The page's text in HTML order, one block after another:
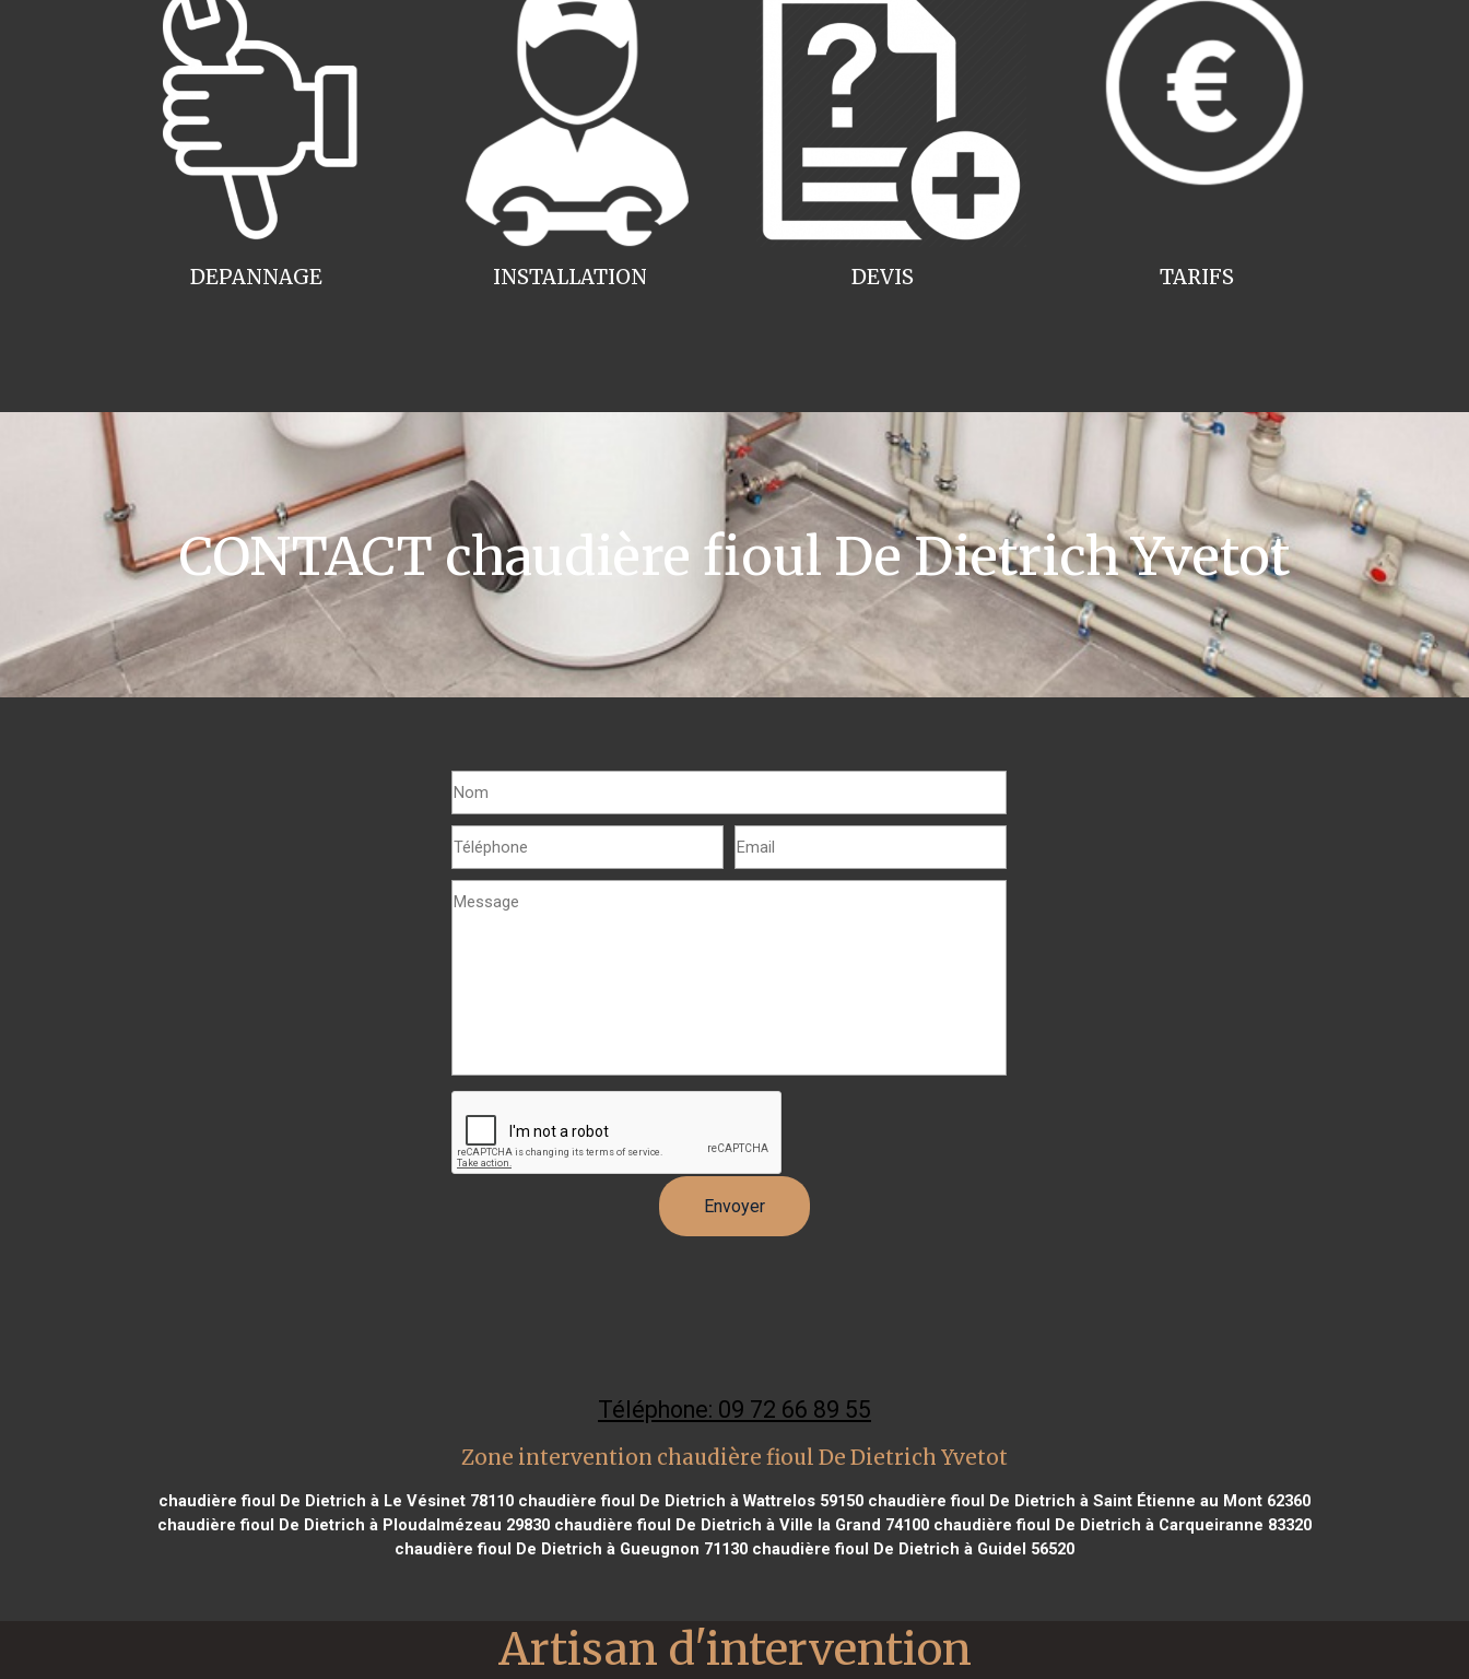
INSTALLATION
DEPANNAGE TARIFS
DEVIS
CONTACT chaudière fioul De Dietrich Yvetot
Téléphone: 09 72 66 89 55
Zone intervention chaudière fioul De Dietrich Yvetot
chaudière fioul De Dietrich à Le Vésinet 78110 chaudière fioul De Dietrich à Wattrelos 59150 chaudière fioul De Dietrich à Saint Étienne au Mont 62360
chaudière fioul De Dietrich à Ploudalmézeau 29830 chaudière fioul De Dietrich à Ville la Grand 74100 chaudière fioul De Dietrich à Carqueiranne 83320
chaudière fioul De Dietrich à Gueugnon 71130 chaudière fioul De Dietrich à Guidel 56520
Artisan d'intervention